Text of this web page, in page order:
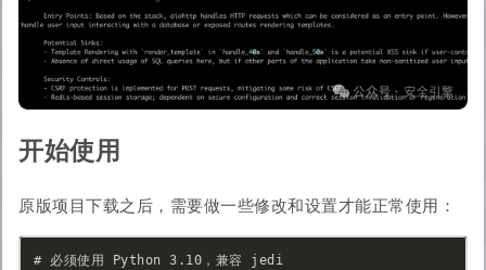
开始使用
原版项目下载之后，需要做一些修改和设置才能正常使用：
# 必须使用 Python 3.10，兼容 jedi